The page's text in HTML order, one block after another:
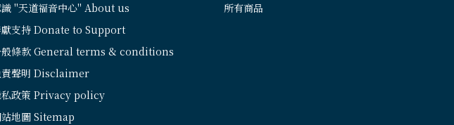
"天道福音中心" About us
支持 Donate to Support
般條款 General terms & conditions
責聲明 Disclaimer
私政策 Privacy policy
站地圖 Sitemap
所有商品